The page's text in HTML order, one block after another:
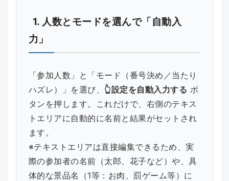
1. 人数とモードを選んで「自動入
力」
「参加人数」と「モード（番号決め／当たり
ハズレ）」を選び、 👆設定を自動入力する ボ
タンを押します。これだけで、右側のテキス
トエリアに自動的に名前と結果がセットされ
ます。
※テキストエリアは直接編集できるため、実
際の参加者の名前（太郎、花子など）や、具
体的な景品名（1等：お肉、罰ゲーム等）に